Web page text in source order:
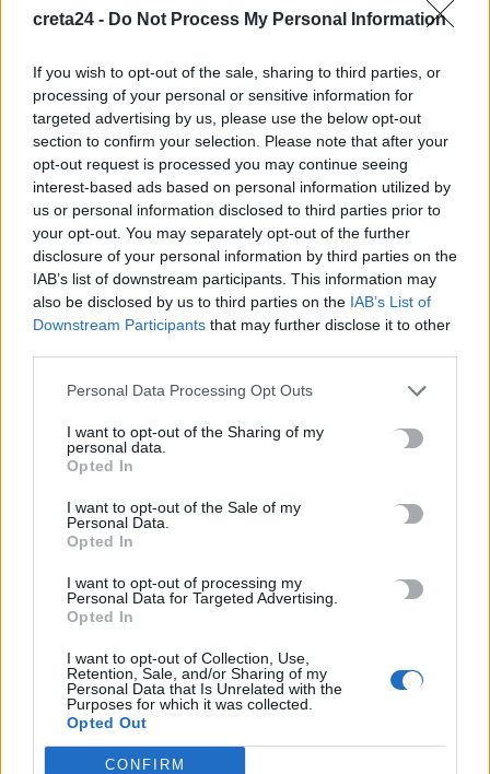
creta24 - Do Not Process My Personal Information
If you wish to opt-out of the sale, sharing to third parties, or
processing of your personal or sensitive information for
targeted advertising by us, please use the below opt-out
section to confirm your selection. Please note that after your
opt-out request is processed you may continue seeing
interest-based ads based on personal information utilized by
us or personal information disclosed to third parties prior to
your opt-out. You may separately opt-out of the further
disclosure of your personal information by third parties on the
IAB’s list of downstream participants. This information may
also be disclosed by us to third parties on the IAB’s List of
Downstream Participants that may further disclose it to other
Personal Data Processing Opt Outs
I want to opt-out of the Sharing of my
personal data.
Opted In
I want to opt-out of the Sale of my
Personal Data.
Opted In
I want to opt-out of processing my
Personal Data for Targeted Advertising.
Opted In
I want to opt-out of Collection, Use,
Retention, Sale, and/or Sharing of my
Personal Data that Is Unrelated with the
Purposes for which it was collected.
Opted Out
CONFIRM
ΚΟΙΝΩΝΙΑ
Βόλος: 41χρονος σε «αμόκ» κλωτσούσε
και έβριζε αστυνομικούς
πραγματοποιήσουν έλεγχο, εξαπέλυσε ένας 41χρονος στον Βόλο,
Newsroom 14 Μαΐου, 2026